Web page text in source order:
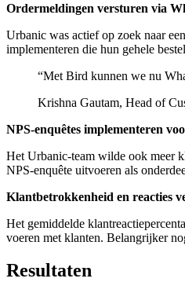
Ordermeldingen versturen via
Urbanic was actief op zoek naar
implementeren die hun gehele
“Met Bird kunnen we nu
Krishna Gautam, Head of
NPS-enquêtes implementeren
Het Urbanic-team wilde ook meer
NPS-enquête uitvoeren als
Klantbetrokkenheid en reacties
Het gemiddelde
voeren met klanten. Belangrijker
Resultaten